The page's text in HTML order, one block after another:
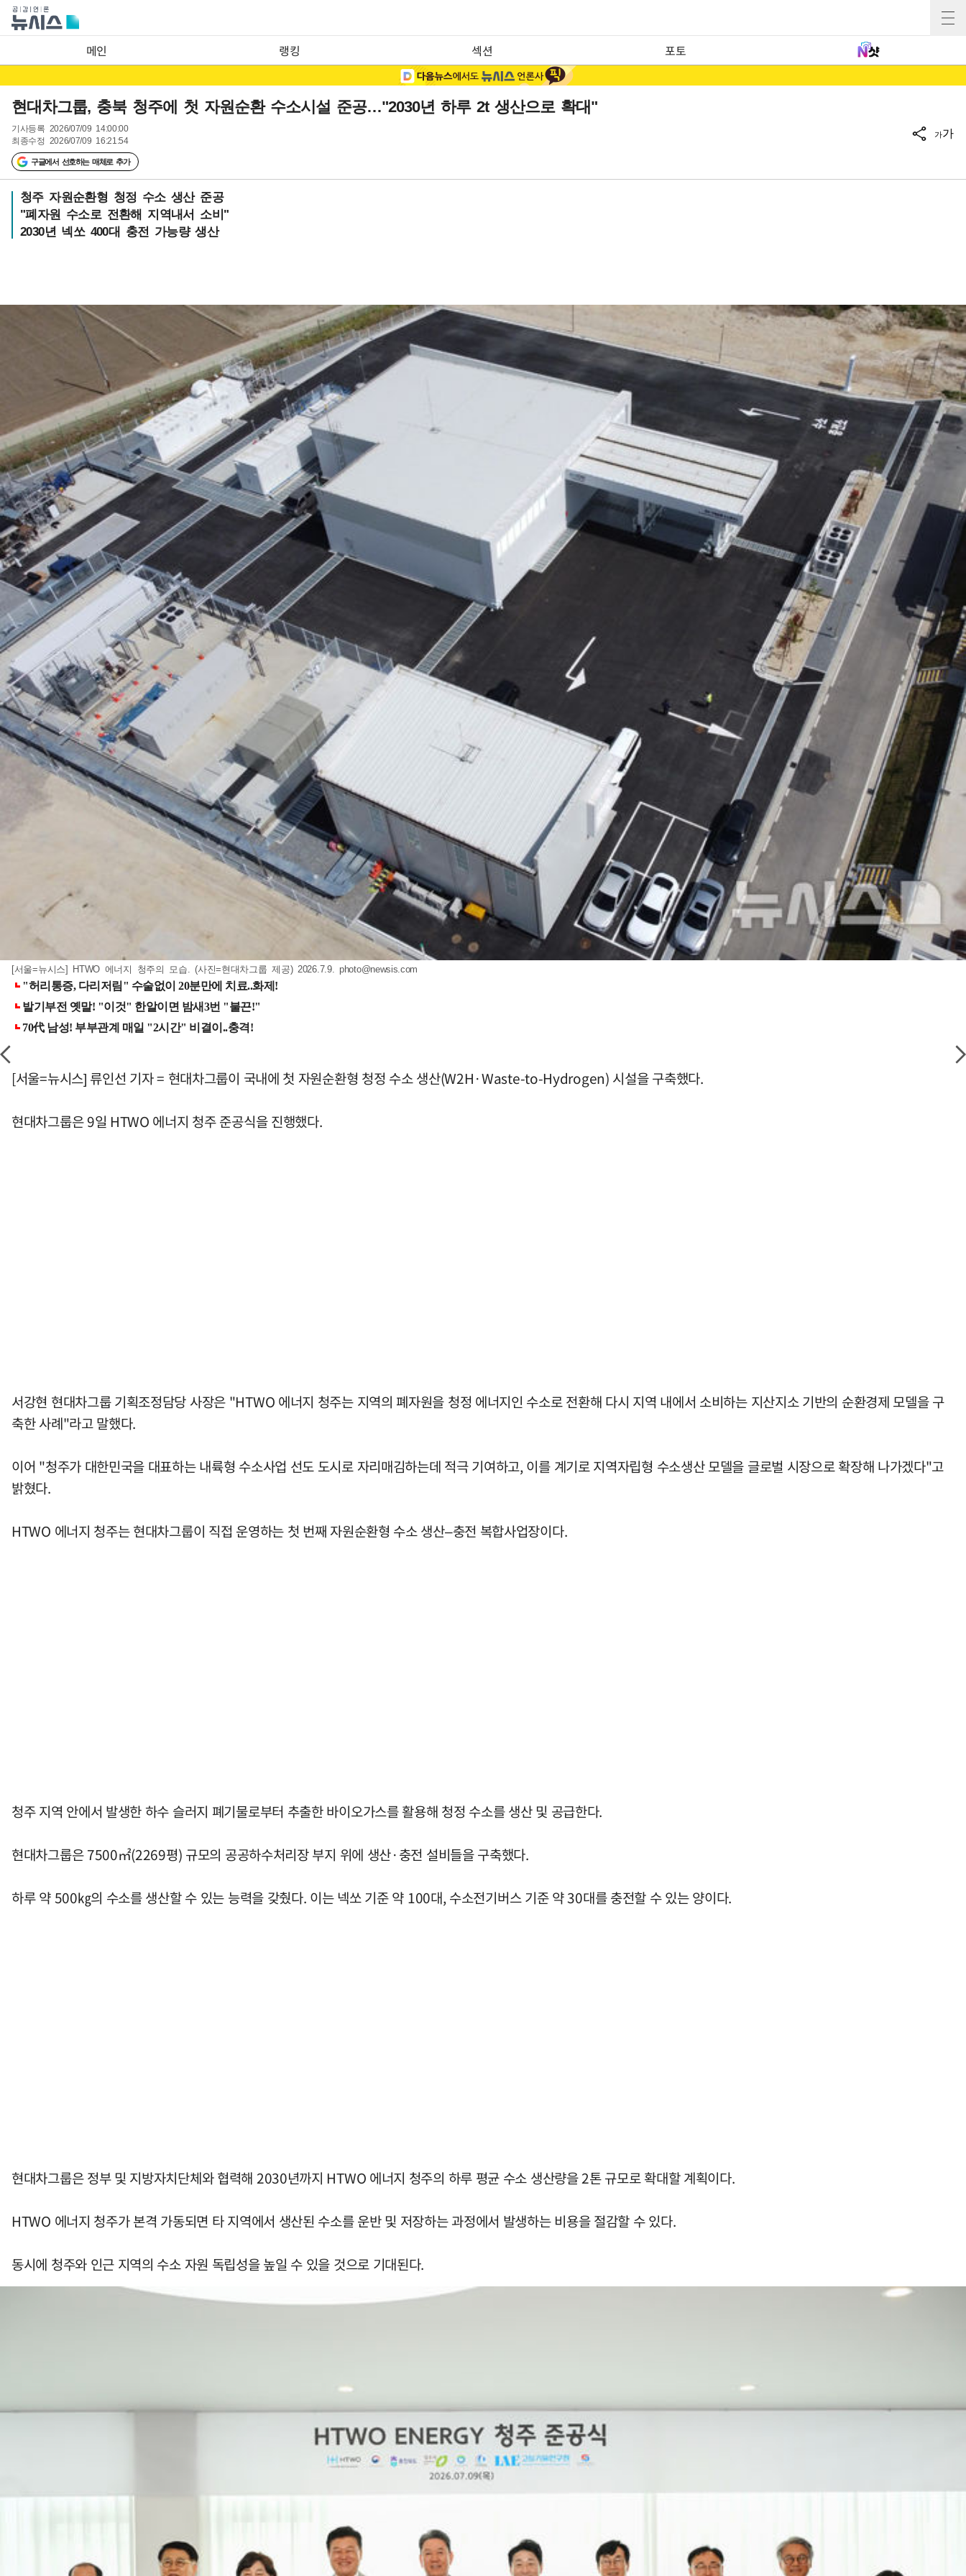
메인 랭킹 섹션 포토
현대차그룹, 충북 청주에 첫 자원순환 수소시설 준공…"2030년 하루 2t 생산으로 확대"
기사등록 2026/07/09 14:00:00
최종수정 2026/07/09 16:21:54
구글에서 선호하는 매체로 추가
가가
청주 자원순환형 청정 수소 생산 준공
"폐자원 수소로 전환해 지역내서 소비"
2030년 넥쏘 400대 충전 가능량 생산
[서울=뉴시스] HTWO 에너지 청주의 모습. (사진=현대차그룹 제공) 2026.7.9. photo@newsis.com
[서울=뉴시스] 류인선 기자 = 현대차그룹이 국내에 첫 자원순환형 청정 수소 생산(W2H·Waste-to-Hydrogen) 시설을 구축했다.
현대차그룹은 9일 HTWO 에너지 청주 준공식을 진행했다.
서강현 현대차그룹 기획조정담당 사장은 "HTWO 에너지 청주는 지역의 폐자원을 청정 에너지인 수소로 전환해 다시 지역 내에서 소비하는 지산지소 기반의 순환경제 모델을 구
축한 사례"라고 말했다.
이어 "청주가 대한민국을 대표하는 내륙형 수소사업 선도 도시로 자리매김하는데 적극 기여하고, 이를 계기로 지역자립형 수소생산 모델을 글로벌 시장으로 확장해 나가겠다"고
밝혔다.
HTWO 에너지 청주는 현대차그룹이 직접 운영하는 첫 번째 자원순환형 수소 생산–충전 복합사업장이다.
청주 지역 안에서 발생한 하수 슬러지 폐기물로부터 추출한 바이오가스를 활용해 청정 수소를 생산 및 공급한다.
현대차그룹은 7500㎡(2269평) 규모의 공공하수처리장 부지 위에 생산·충전 설비들을 구축했다.
하루 약 500㎏의 수소를 생산할 수 있는 능력을 갖췄다. 이는 넥쏘 기준 약 100대, 수소전기버스 기준 약 30대를 충전할 수 있는 양이다.
현대차그룹은 정부 및 지방자치단체와 협력해 2030년까지 HTWO 에너지 청주의 하루 평균 수소 생산량을 2톤 규모로 확대할 계획이다.
HTWO 에너지 청주가 본격 가동되면 타 지역에서 생산된 수소를 운반 및 저장하는 과정에서 발생하는 비용을 절감할 수 있다.
동시에 청주와 인근 지역의 수소 자원 독립성을 높일 수 있을 것으로 기대된다.